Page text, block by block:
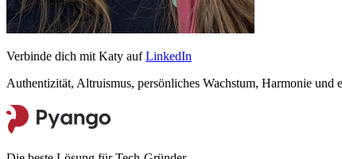
Verbinde dich mit Katy aufLinkedIn
Authentizität, Altruismus, persönliches Wachstum, Harmonie und